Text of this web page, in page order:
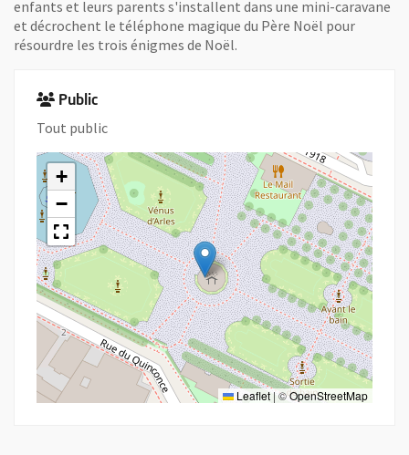
enfants et leurs parents s'installent dans une mini-caravane
et décrochent le téléphone magique du Père Noël pour
résourdre les trois énigmes de Noël.
Public
Tout public
+
−
Leaflet | ©OpenStreetMap